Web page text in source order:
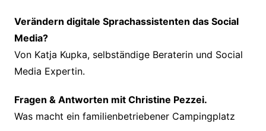
Verändern digitale Sprachassistenten das Social
Media?
Von Katja Kupka, selbständige Beraterin und Social
Media Expertin.
Fragen & Antworten mit Christine Pezzei.
Was macht ein familienbetriebener Campingplatz